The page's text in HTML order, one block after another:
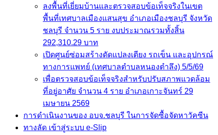
ลงพื้นที่เยี่ยมบ้านและตรวจสอบข้อเท็จจริงในเขต
พื้นที่เทศบาลเมืองแสนสุข อำเภอเมืองชลบุรี จังหวัด
ชลบุรี จำนวน 5 ราย งบประมาณรวมทั้งสิ้น
292,310.29 บาท
เปิดศูนย์ซ่อมสร้างดัดแปลงเตียง รถเข็น และอุปกรณ์
ทางการแพทย์ (เทศบาลตำบลหนองตำลึง) 5/5/69
เพื่อตรวจสอบข้อเท็จจริงสำหรับปรับสภาพแวดล้อม
ที่อยู่อาศัย จำนวน 4 ราย อำเภอเกาะจันทร์ 29
เมษายน 2569
การดำเนินงานของ อบจ.ชลบุรี ในการจัดซื้อจัดหาวัคซีน
ทางลัด เข้าสู่ระบบ e-Slip